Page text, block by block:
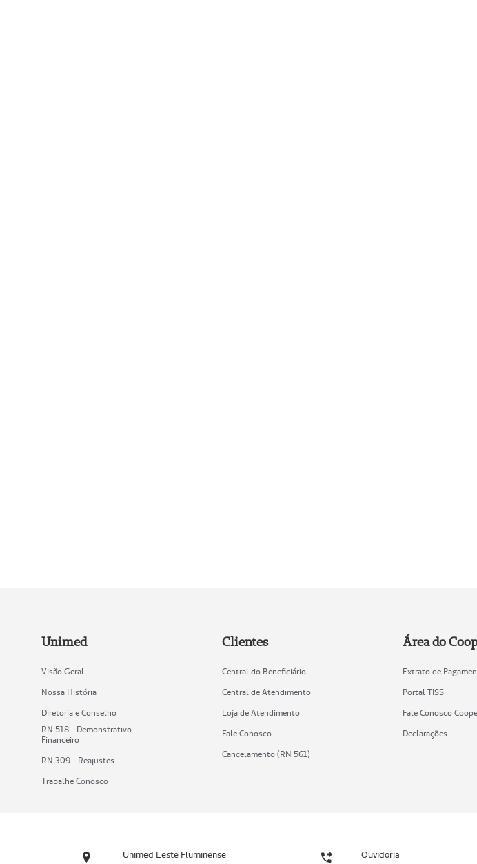
Unimed
Visão Geral
Nossa História
Diretoria e Conselho
RN 518 - Demonstrativo
Financeiro
RN 309 - Reajustes
Trabalhe Conosco
Clientes
Central do Beneficiário
Central de Atendimento
Loja de Atendimento
Fale Conosco
Cancelamento (RN 561)
Área do
Extrato de
Portal TISS
Fale Conosco
Declarações
Unimed Leste Fluminense Ouvidoria